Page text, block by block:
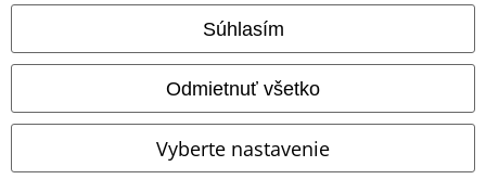
Súhlasím
Odmietnuť všetko
Vyberte nastavenie
Nastavenia súborov cookie
Odstúpenie od zmluvy
Všetky ceny sú vrátane DPH, bez poštovného abalného